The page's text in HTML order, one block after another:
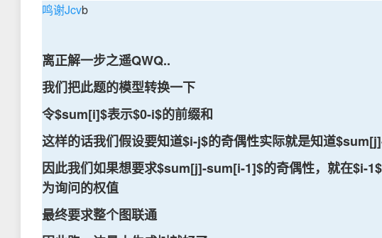
鸣谢Jcvb
离正解一步之遥QWQ..
我们把此题的模型转换一下
令$sum[i]$表示$0-i$的前缀和
这样的话我们假设要知道$i-j$的奇偶性实际就是知道
因此我们如果想要求$sum[j]-sum[i-1]$的奇偶性，就在$i-1$
为询问的权值
最终要求整个图联通